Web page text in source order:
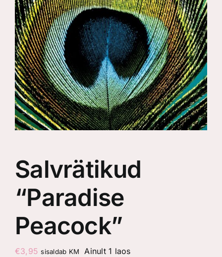
Salvrätikud
“Paradise
Peacock”
€3,95 sisaldab KM Ainult 1 laos